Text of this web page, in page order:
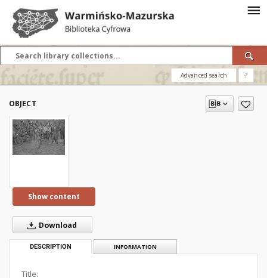
Advanced search ?
OBJECT
Show content
Download
DESCRIPTION INFORMATION
Title: